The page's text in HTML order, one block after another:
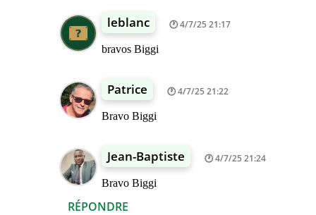
RÉPONDRE
leblanc 4/7/25 21:17
bravos Biggi
Patrice 4/7/25 21:22
Bravo Biggi
Jean-Baptiste 4/7/25 21:24
Bravo Biggi